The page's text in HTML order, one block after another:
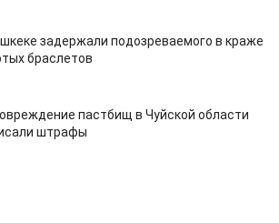
задержали подозреваемого в краже
браслетов
пастбищ в Чуйской области
штрафы